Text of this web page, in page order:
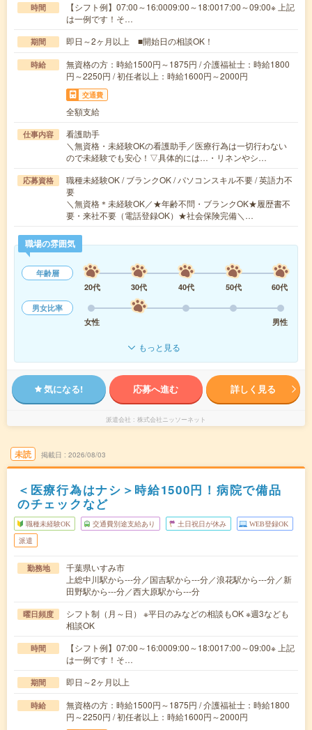
時間
【シフト例】07:00～16:0009:00～18:0017:00～09:00※ 上記
は一例です！そ…
期間 即日～2ヶ月以上 ■開始日の相談OK！
時給
無資格の方：時給1500円～1875円 / 介護福祉士：時給1800
円～2250円 / 初任者以上：時給1600円～2000円
交通費
全額支給
仕事内容
看護助手
＼無資格・未経験OKの看護助手／医療行為は一切行わない
ので未経験でも安心！▽具体的には…・リネンやシ…
応募資格
職種未経験OK / ブランクOK / パソコンスキル不要 / 英語力不
要
＼無資格＊未経験OK／★年齢不問・ブランクOK★履歴書不
要・来社不要（電話登録OK）★社会保険完備＼…
職場の雰囲気
年齢層
20代
30代 40代 50代
60代
男女比率
女性
男性
もっと見る
気になる! 応募へ進む 詳しく見る
派遣会社 株式会社ニッソーネット
未読 掲載日 2026/08/03
＜医療行為はナシ＞時給1500円！病院で備品
のチェックなど
職種未経験OK 交通費別途支給あり 土日祝日が休み WEB登録OK
派遣
勤務地
千葉県いすみ市
上総中川駅から---分／国吉駅から---分／浪花駅から---分／新
田野駅から---分／西大原駅から---分
曜日頻度
シフト制（月～日） ※平日のみなどの相談もOK ※週3なども
相談OK
時間
【シフト例】07:00～16:0009:00～18:0017:00～09:00※ 上記
は一例です！そ…
期間 即日～2ヶ月以上
時給
無資格の方：時給1500円～1875円 / 介護福祉士：時給1800
円～2250円 / 初任者以上：時給1600円～2000円